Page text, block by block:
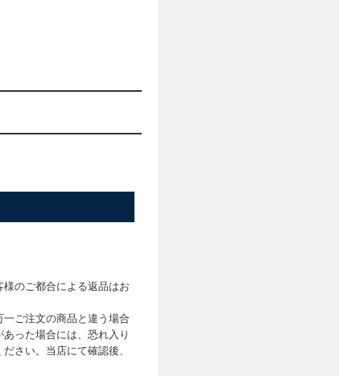
のご都合による返品はお
ご注文の商品と違う場合
った場合には、恐れ入り
さい。当店にて確認後、